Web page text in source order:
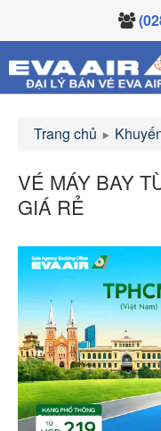
Trang chủ
VÉ MÁY BAY
GIÁ RẺ